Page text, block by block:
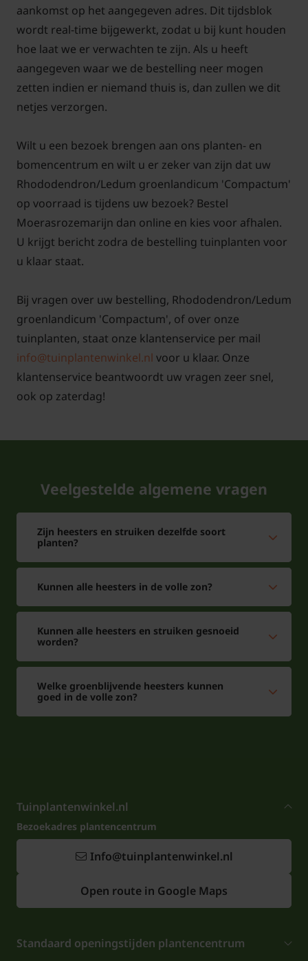
aankomst op het aangegeven adres. Dit tijdsblok
wordt real-time bijgewerkt, zodat u bij kunt houden
hoe laat we er verwachten te zijn. Als u heeft
aangegeven waar we de bestelling neer mogen
zetten indien er niemand thuis is, dan zullen we dit
netjes verzorgen.
Wilt u een bezoek brengen aan ons planten- en
bomencentrum en wilt u er zeker van zijn dat uw
Rhododendron/Ledum groenlandicum 'Compactum'
op voorraad is tijdens uw bezoek? Bestel
Moerasrozemarijn dan online en kies voor afhalen.
U krijgt bericht zodra de bestelling tuinplanten voor
u klaar staat.
Bij vragen over uw bestelling, Rhododendron/Ledum
groenlandicum 'Compactum', of over onze
tuinplanten, staat onze klantenservice per mail
info@tuinplantenwinkel.nl voor u klaar. Onze
klantenservice beantwoordt uw vragen zeer snel,
ook op zaterdag!
Veelgestelde algemene vragen
Zijn heesters en struiken dezelfde soort
planten?
Kunnen alle heesters in de volle zon?
Kunnen alle heesters en struiken gesnoeid
worden?
Welke groenblijvende heesters kunnen
goed in de volle zon?
Tuinplantenwinkel.nl
Bezoekadres plantencentrum
Info@tuinplantenwinkel.nl
Open route in Google Maps
Standaard openingstijden plantencentrum